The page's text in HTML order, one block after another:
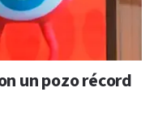
un pozo récord